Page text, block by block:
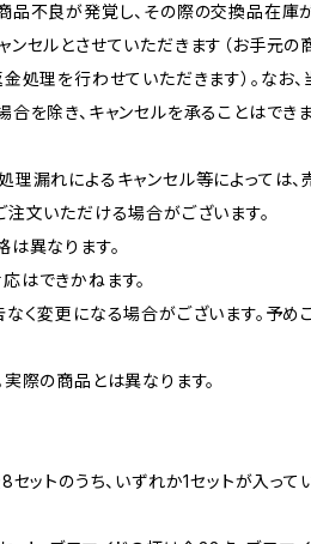
品不良が発覚し、その際の交換品在庫
ンセルとさせていただきます（お手元の
処理を行わせていただきます）。なお、
を除き、キャンセルを承ることはでき
漏れによるキャンセル等によっては、
注文いただける場合がございます。
異なります。
はできかねます。
く変更になる場合がございます。予め
際の商品とは異なります。
ットのうち、いずれか1セットが入って